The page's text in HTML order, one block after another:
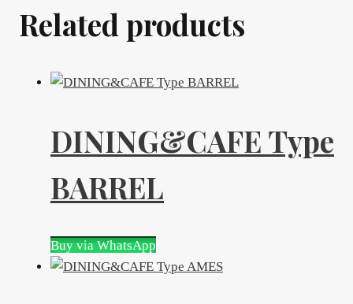
Related products
DINING&CAFE Type
BARREL
Buy via WhatsApp